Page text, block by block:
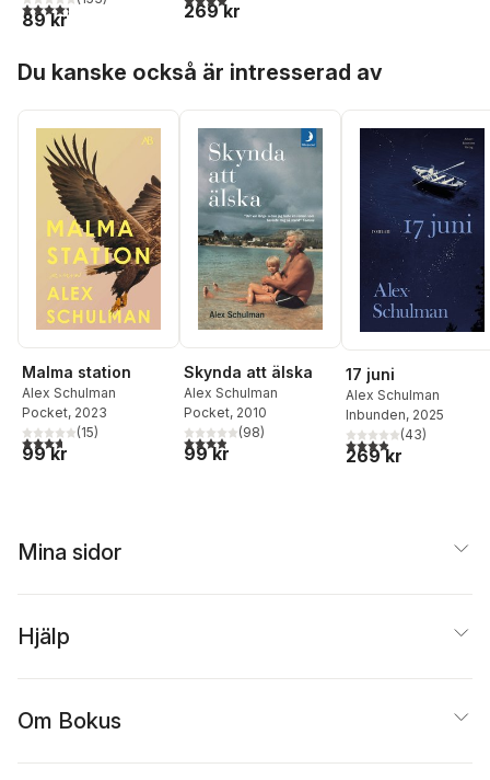
4,3utav 5 stjärnor. Totalt antal röster:
89 kr 269 kr
Du kanske också är intresserad av
Malma station
Alex Schulman
Pocket, 2023
3,7utav 5 stjärnor. Totalt antal röster:
(15)
99 kr
Skynda att älska
Alex Schulman
Pocket, 2010
3,9utav 5 stjärnor. Totalt antal röster:
(98)
99 kr
17 juni
Alex Schulman
Inbunden, 2025
3,9utav 5 stjärnor.
(43)
269 kr
Mina sidor
Hjälp
Om Bokus